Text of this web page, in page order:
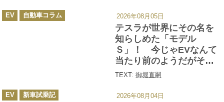
肢として要注目!!
テスラが世界にその名を
知らしめた「モデル
Ｓ」！ 今じゃEVなんて
当たり前のようだがその
功績を振り返ると偉大す
TEXT: 御堀直嗣
カ
テ
EV 自動車コラム 2026年08月05日
カ
テEV 新車試乗記 2026年08月04日